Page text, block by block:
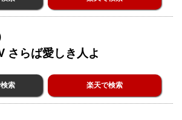
さらば愛しき人よ
索 楽天で検索